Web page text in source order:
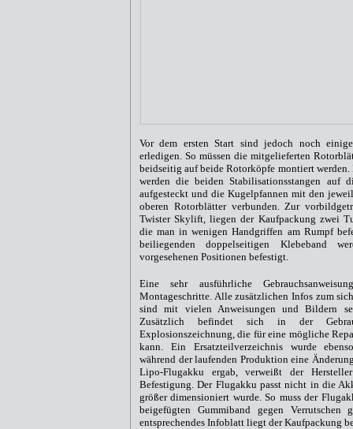
Vor dem ersten Start sind jedoch noch
erledigen. So müssen die mitgelieferten
beidseitig auf beide Rotorköpfe montiert werden.
werden die beiden Stabilisationsstangen auf
aufgesteckt und die Kugelpfannen mit den
oberen Rotorblätter verbunden. Zur
Twister Skylift, liegen der Kaufpackung zwei
die man in wenigen Handgriffen am Rumpf
beiliegenden doppelseitigen Klebeband
vorgesehenen Positionen befestigt.
Eine sehr ausführliche
Montageschritte. Alle zusätzlichen Infos zum
sind mit vielen Anweisungen und Bildern
Zusätzlich befindet sich in der
Explosionszeichnung, die für eine mögliche
kann. Ein Ersatzteilverzeichnis wurde
während der laufenden Produktion eine
Lipo-Flugakku ergab, verweißt der
Befestigung. Der Flugakku passt nicht in die
größer dimensioniert wurde. So muss der
beigefügten Gummiband gegen Verrutschen
entsprechendes Infoblatt liegt der Kaufpackung